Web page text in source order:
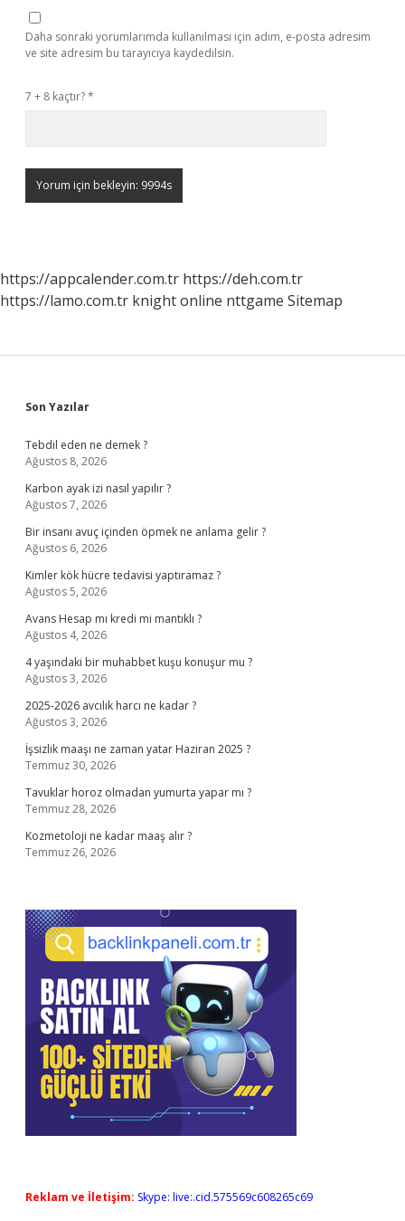
Daha sonraki yorumlarımda kullanılması için adım, e-posta adresim
ve site adresim bu tarayıcıya kaydedilsin.
7 + 8 kaçtır?*
https://appcalender.com.tr https://deh.com.tr
https://lamo.com.tr knight online nttgame Sitemap
Sidebar
Son Yazılar
Tebdil eden ne demek ?
Ağustos 8, 2026
Karbon ayak izi nasıl yapılır ?
Ağustos 7, 2026
Bir insanı avuç içinden öpmek ne anlama gelir ?
Ağustos 6, 2026
Kimler kök hücre tedavisi yaptıramaz ?
Ağustos 5, 2026
Avans Hesap mı kredi mi mantıklı ?
Ağustos 4, 2026
4 yaşındaki bir muhabbet kuşu konuşur mu ?
Ağustos 3, 2026
2025-2026 avcılık harcı ne kadar ?
Ağustos 3, 2026
İşsizlik maaşı ne zaman yatar Haziran 2025 ?
Temmuz 30, 2026
Tavuklar horoz olmadan yumurta yapar mı ?
Temmuz 28, 2026
Kozmetoloji ne kadar maaş alır ?
Temmuz 26, 2026
Reklam ve İletişim: Skype: live:.cid.575569c608265c69